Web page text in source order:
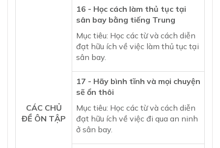
CÁC CHỦ
ĐỀ ÔN TẬP
16 - Học cách làm thủ tục tại
sân bay bằng tiếng Trung
Mục tiêu: Học các từ và cách diễn
đạt hữu ích về việc làm thủ tục tại
sân bay.
17 - Hãy bình tĩnh và mọi chuyện
sẽ ổn thôi
Mục tiêu: Học các từ và cách diễn
đạt hữu ích về việc đi qua an ninh
ở sân bay.